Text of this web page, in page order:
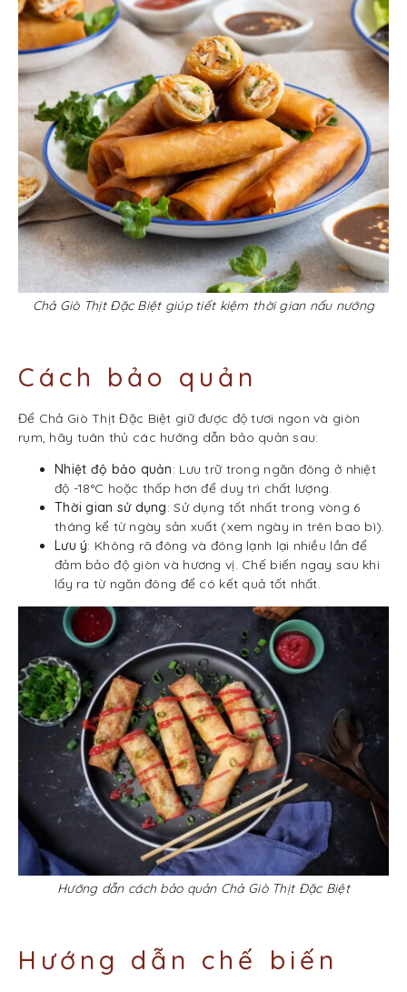
Chả Giò Thịt Đặc Biệt giúp tiết kiệm thời gian nấu nướng
Cách bảo quản
Để Chả Giò Thịt Đặc Biệt giữ được độ tươi ngon và giòn
rụm, hãy tuân thủ các hướng dẫn bảo quản sau:
Nhiệt độ bảo quản: Lưu trữ trong ngăn đông ở nhiệt
độ -18°C hoặc thấp hơn để duy trì chất lượng.
Thời gian sử dụng: Sử dụng tốt nhất trong vòng 6
tháng kể từ ngày sản xuất (xem ngày in trên bao bì).
Lưu ý: Không rã đông và đông lạnh lại nhiều lần để
đảm bảo độ giòn và hương vị. Chế biến ngay sau khi
lấy ra từ ngăn đông để có kết quả tốt nhất.
Hướng dẫn cách bảo quản Chả Giò Thịt Đặc Biệt
Hướng dẫn chế biến